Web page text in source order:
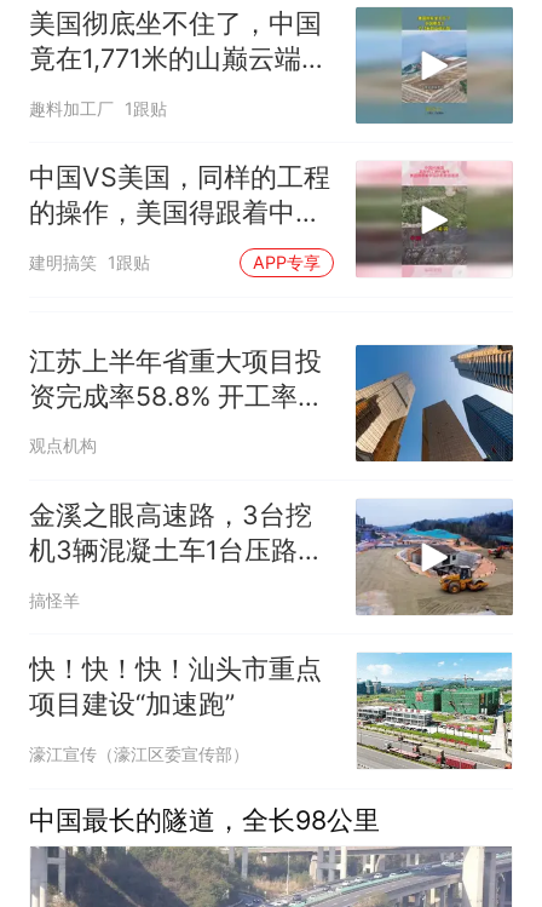
美国彻底坐不住了，中国
竟在1,771米的山巅云端，
架起超级机场
趣料加工厂 1跟贴
中国VS美国，同样的工程
的操作，美国得跟着中国
的屁股后面追
建明搞笑 1跟贴 APP专享
江苏上半年省重大项目投
资完成率58.8% 开工率
82.5%
观点机构
金溪之眼高速路，3台挖
机3辆混凝土车1台压路车
20个工人
搞怪羊
快！快！快！汕头市重点
项目建设“加速跑”
濠江宣传（濠江区委宣传部）
中国最长的隧道，全长98公里